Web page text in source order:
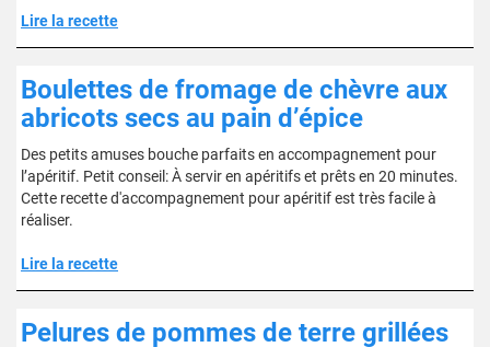
Lire la recette
Boulettes de fromage de chèvre aux
abricots secs au pain d’épice
Des petits amuses bouche parfaits en accompagnement pour
l’apéritif. Petit conseil: À servir en apéritifs et prêts en 20 minutes.
Cette recette d'accompagnement pour apéritif est très facile à
réaliser.
Lire la recette
Pelures de pommes de terre grillées